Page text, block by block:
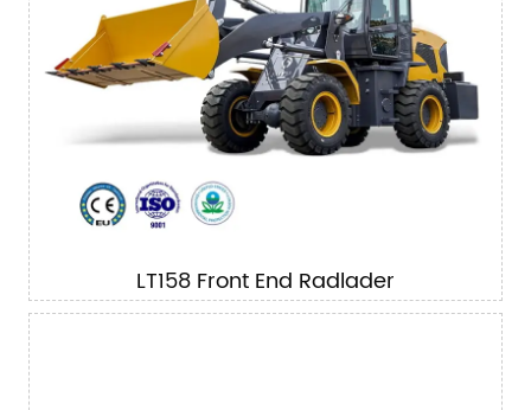
LT158 Front End Radlader